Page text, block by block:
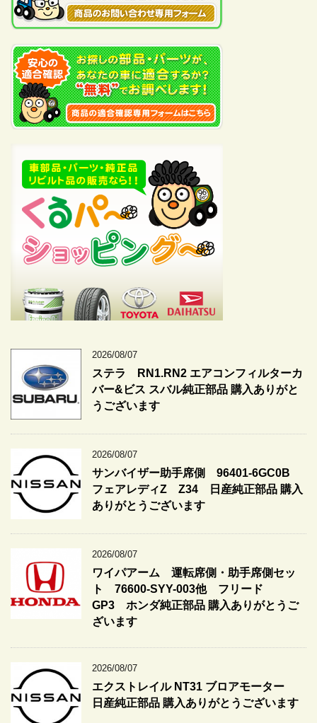
2026/08/07
ステラ RN1.RN2 エアコンフィルターカ
バー&ビス スバル純正部品 購入ありがと
うございます
2026/08/07
サンバイザー助手席側 96401-6GC0B
フェアレディZ Z34 日産純正部品 購入
ありがとうございます
2026/08/07
ワイパアーム 運転席側・助手席側セッ
ト 76600-SYY-003他 フリード
GP3 ホンダ純正部品 購入ありがとうご
ざいます
2026/08/07
エクストレイル NT31 ブロアモーター
日産純正部品 購入ありがとうございます